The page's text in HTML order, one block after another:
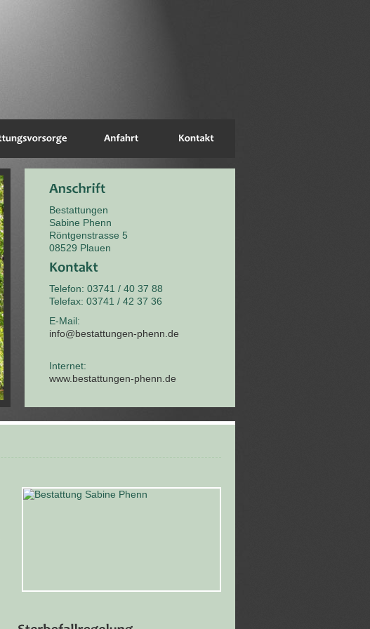
Bestattungen
Sabine Phenn
Röntgenstrasse 5
08529 Plauen
Telefon: 03741 / 40 37 88
Telefax: 03741 / 42 37 36
E-Mail:
info@bestattungen-phenn.de
Internet:
www.bestattungen-phenn.de